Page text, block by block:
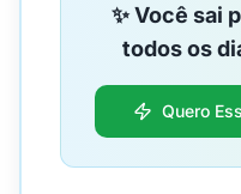
✨ Você sai
todos os
Quero